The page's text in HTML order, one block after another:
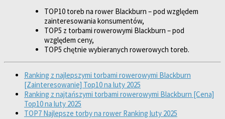
TOP10 toreb na rower Blackburn – pod względem
zainteresowania konsumentów,
TOP5 z torbami rowerowymi Blackburn – pod
względem ceny,
TOP5 chętnie wybieranych rowerowych toreb.
Ranking z najlepszymi torbami rowerowymi Blackburn
[Zainteresowanie] Top10 na luty 2025
Ranking z najtańszymi torbami rowerowymi Blackburn [Cena]
Top10 na luty 2025
TOP7 Najlepsze torby na rower Ranking luty 2025